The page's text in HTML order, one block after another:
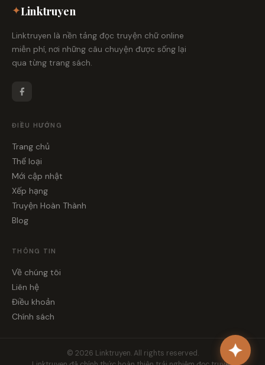
✦Linktruyen
Linktruyen là nền tảng đọc truyện chữ online
miễn phí, nơi những câu chuyện được sống lại
qua từng trang sách.
ĐIỀU HƯỚNG
Trang chủ
Thể loại
Mới cập nhật
Xếp hạng
Truyện Hoàn Thành
Blog
THÔNG TIN
Về chúng tôi
Liên hệ
Điều khoản
Chính sách
© 2026 Linktruyen. All rights reserved.